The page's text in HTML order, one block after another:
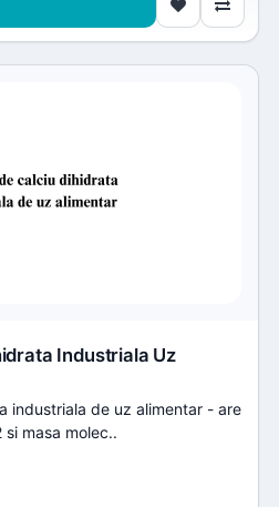
Industriala Uz
industriala de uz alimentar - are
si masa molec..